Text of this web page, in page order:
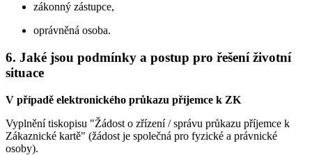
zákonný zástupce,
oprávněná osoba.
6. Jaké jsou podmínky a postup pro řešení životní
situace
V případě elektronického průkazu příjemce k ZK
Vyplnění tiskopisu "Žádost o zřízení / správu průkazu příjemce k
Zákaznické kartě" (žádost je společná pro fyzické a právnické
osoby).